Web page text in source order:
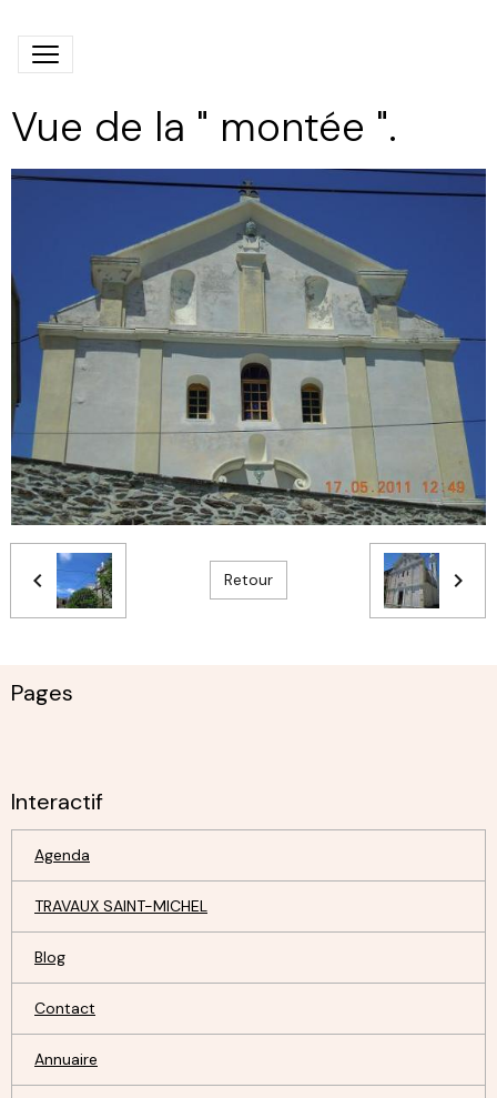
Vue de la " montée ".
Retour
Pages
Interactif
Agenda
TRAVAUX SAINT-MICHEL
Blog
Contact
Annuaire